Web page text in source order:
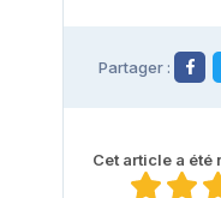
Partager :
Cet article a été